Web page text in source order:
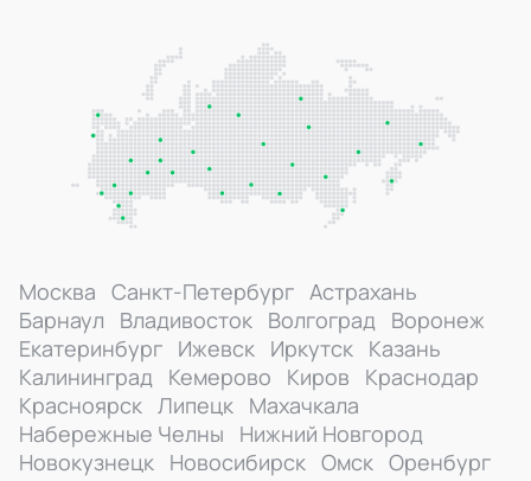
Москва Санкт-Петербург Астрахань
Барнаул
Владивосток Волгоград Воронеж
Екатеринбург Ижевск Иркутск Казань
Калининград Кемерово Киров
Краснодар
Красноярск Липецк Махачкала
Набережные Челны
Нижний Новгород
Новокузнецк Новосибирск Омск Оренбург